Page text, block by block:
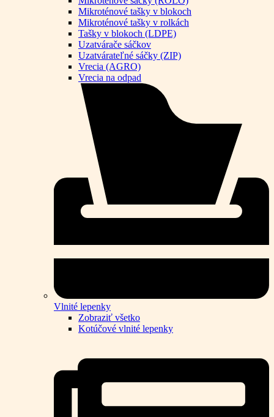
Mikroténové tašky v blokoch
Mikroténové tašky v rolkách
Tašky v blokoch (LDPE)
Uzatvárače sáčkov
Uzatvárateľné sáčky (ZIP)
Vrecia (AGRO)
Vrecia na odpad
Vlnité lepenky
Zobraziť všetko
Kotúčové vlnité lepenky